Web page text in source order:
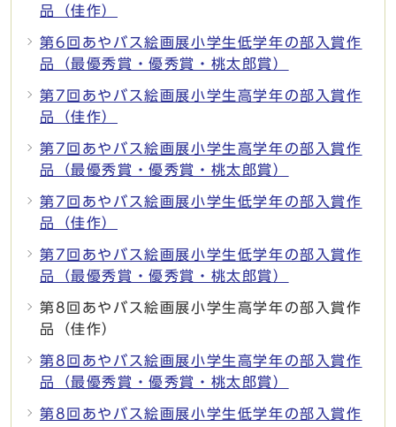
品（佳作）
第6回あやバス絵画展小学生低学年の部入賞作
品（最優秀賞・優秀賞・桃太郎賞）
第7回あやバス絵画展小学生高学年の部入賞作
品（佳作）
第7回あやバス絵画展小学生高学年の部入賞作
品（最優秀賞・優秀賞・桃太郎賞）
第7回あやバス絵画展小学生低学年の部入賞作
品（佳作）
第7回あやバス絵画展小学生低学年の部入賞作
品（最優秀賞・優秀賞・桃太郎賞）
第8回あやバス絵画展小学生高学年の部入賞作
品（佳作）
第8回あやバス絵画展小学生高学年の部入賞作
品（最優秀賞・優秀賞・桃太郎賞）
第8回あやバス絵画展小学生低学年の部入賞作